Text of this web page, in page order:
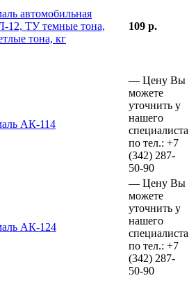
автомобильная
12, ТУ темные тона,
тона, кг
109 р.
АК-114
— Цену Вы
можете
уточнить у
нашего
специалиста
по тел.: +7
(342) 287-
50-90
АК-124
— Цену Вы
можете
уточнить у
нашего
специалиста
по тел.: +7
(342) 287-
50-90